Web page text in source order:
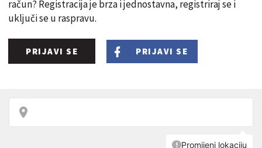
račun? Registracija je brza i jednostavna, registriraj se i
uključi se u raspravu.
PRIJAVI SE PRIJAVI SE